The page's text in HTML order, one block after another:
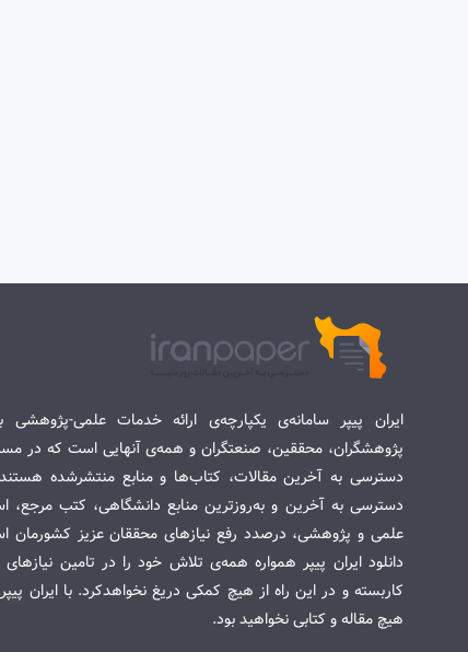
ایران پیپر سامانه‌ی یکپارچه‌ی ارائه خدمات علمی-پژوهشی
پژوهشگران، محققین، صنعتگران و همه‌ی آنهایی است که در
دسترسی به آخرین مقالات، کتاب‌ها و منابع منتشرشده هستند.
دسترسی به آخرین و به‌روزترین منابع دانشگاهی، کتب مرجع،
علمی و پژوهشی، درصدد رفع نیازهای محققان عزیز کشورمان
دانلود ایران پیپر همواره همه‌ی تلاش خود را در تامین
کاربسته و در این راه از هیچ کمکی دریغ نخواهدکرد. با ایران
هیچ مقاله و کتابی نخواهید بود.